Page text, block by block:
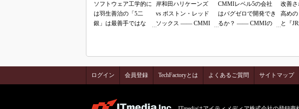
ソフトウェア工学的に
は羽生善治の「5二
銀」は最善手ではな
岸和田ハリケーンズ
vs ボストン・レッド
ソックス ―― CMMI
CMMIレベル5の会社
はバグゼロで開発でき
るか？ ―― CMMIの
改善
高めの
と『
ログイン 会員登録 TechFactoryとは よくあるご質問 サイトマップ